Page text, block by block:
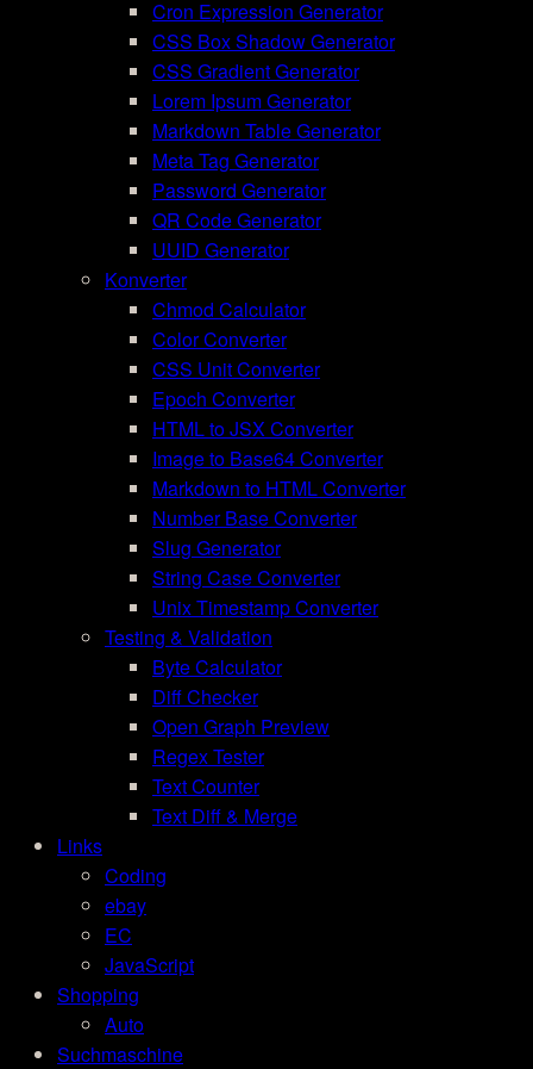
Cron Expression Generator
CSS Box Shadow Generator
CSS Gradient Generator
Lorem Ipsum Generator
Markdown Table Generator
Meta Tag Generator
Password Generator
QR Code Generator
UUID Generator
Konverter
Chmod Calculator
Color Converter
CSS Unit Converter
Epoch Converter
HTML to JSX Converter
Image to Base64 Converter
Markdown to HTML Converter
Number Base Converter
Slug Generator
String Case Converter
Unix Timestamp Converter
Testing & Validation
Byte Calculator
Diff Checker
Open Graph Preview
Regex Tester
Text Counter
Text Diff & Merge
Links
Coding
ebay
EC
JavaScript
Shopping
Auto
Suchmaschine